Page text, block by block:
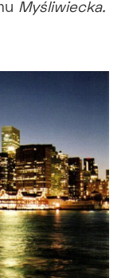
Myśliwiecka.